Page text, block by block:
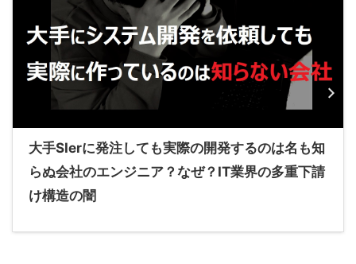
大手SIerに発注しても実際の開発するのは名も知
らぬ会社のエンジニア？なぜ？IT業界の多重下請
け構造の闇